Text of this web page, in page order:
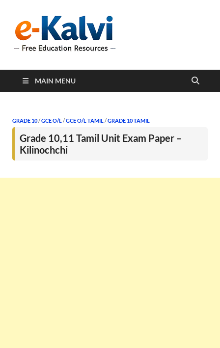
support students and
MAIN MENU
GRADE 10/GCE O/L/GCE O/L TAMIL/GRADE 10 TAMIL
Grade 10,11 Tamil Unit Exam Paper –
Kilinochchi